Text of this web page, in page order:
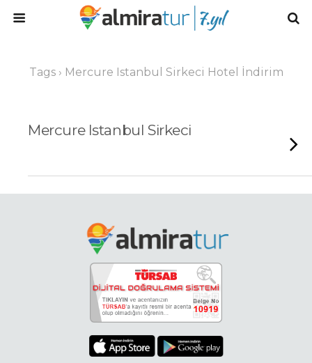
Tags › Mercure Istanbul Sirkeci Hotel İndirim
Mercure Istanbul Sirkeci